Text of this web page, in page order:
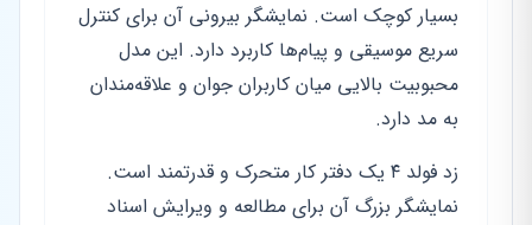
بسیار کوچک است. نمایشگر بیرونی آن برای کنترل
سریع موسیقی و پیام‌ها کاربرد دارد. این مدل
محبوبیت بالایی میان کاربران جوان و علاقه‌مندان
به مد دارد.
زد فولد ۴ یک دفتر کار متحرک و قدرتمند است.
نمایشگر بزرگ آن برای مطالعه و ویرایش اسناد